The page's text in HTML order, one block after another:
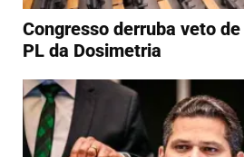
Congresso derruba veto
PL da Dosimetria